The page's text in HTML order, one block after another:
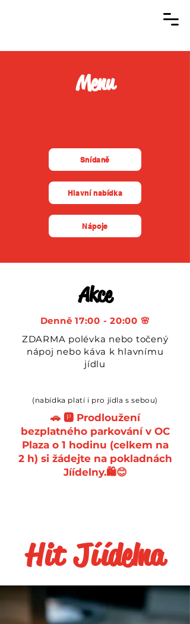
Menu
Snídaně
Hlavní nabídka
Nápoje
Akce
Denně 17:00 - 20:00 🌸
ZDARMA polévka nebo točený
nápoj nebo káva k hlavnímu
jídlu
(nabídka platí i pro jídla s sebou)
🚗 🅿️ Prodloužení
bezplatného parkování v OC
Plaza o 1 hodinu (celkem na
2 h) si žádejte na pokladnách
Jíídelny.🛍️😊
HitJíídelna